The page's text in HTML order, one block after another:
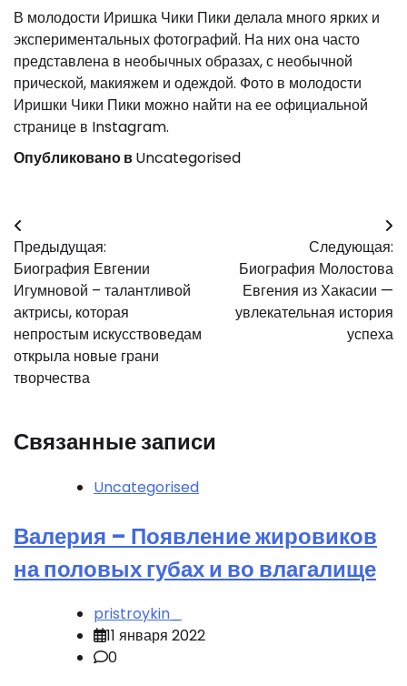
В молодости Иришка Чики Пики делала много ярких и
экспериментальных фотографий. На них она часто
представлена в необычных образах, с необычной
прической, макияжем и одеждой. Фото в молодости
Иришки Чики Пики можно найти на ее официальной
странице в Instagram.
Опубликовано вUncategorised
Навигация
по
записям
Предыдущая:
Биография Евгении
Игумновой – талантливой
актрисы, которая
непростым искусствоведам
открыла новые грани
творчества
Следующая:
Биография Молостова
Евгения из Хакасии —
увлекательная история
успеха
Связанные записи
Uncategorised
Валерия – Появление жировиков
на половых губах и во влагалище
pristroykin_
11 января 2022
0